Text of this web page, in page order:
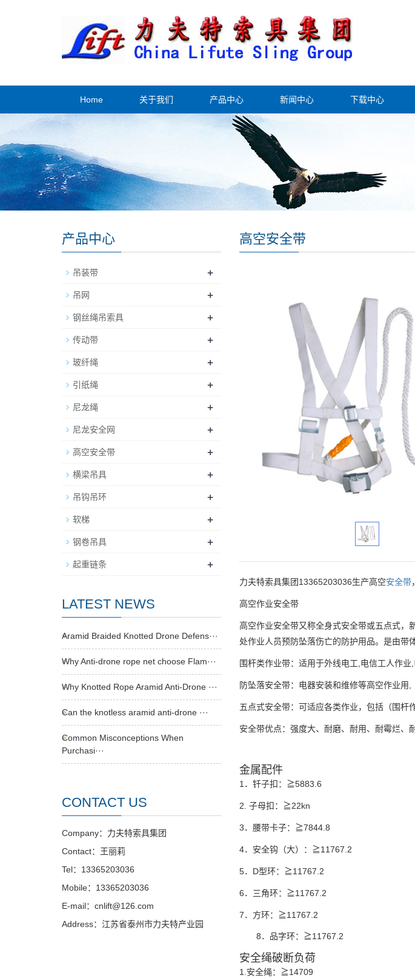
Home 关于我们 产品中心 新闻中心 下载中心
高空安全带
力夫特索具集团13365203036生产高空安全带
高空作业安全带
高空作业安全带又称全身式安全带或五点式，
处作业人员预防坠落伤亡的防护用品。是由带
围杆类作业带：适用于外线电工,电信工人作业
防坠落安全带：电器安装和维修等高空作业用,
五点式安全带：可适应各类作业，包括（围杆
安全带优点：强度大、耐磨、耐用、耐霉烂、
金属配件
1．钎子扣：≧5883.6
2. 子母扣：≧22kn
3．腰带卡子：≧7844.8
4．安全钩（大）：≧11767.2
5．D型环：≧11767.2
6．三角环：≧11767.2
7．方环：≧11767.2
8．品字环：≧11767.2
安全绳破断负荷
1.安全绳：≧14709
产品中心
吊装带 +
吊网 +
钢丝绳吊索具 +
传动带 +
玻纤绳 +
引纸绳 +
尼龙绳 +
尼龙安全网 +
高空安全带 +
横梁吊具 +
吊钩吊环 +
软梯 +
钢卷吊具 +
起重链条 +
LATEST NEWS
Aramid Braided Knotted Drone Defens···
Why Anti-drone rope net choose Flam···
Why Knotted Rope Aramid Anti-Drone ···
Can the knotless aramid anti-drone ···
Common Misconceptions When
Purchasi···
CONTACT US
Company：力夫特索具集团
Contact：王丽莉
Tel：13365203036
Mobile：13365203036
E-mail：cnlift@126.com
Address：江苏省泰州市力夫特产业园